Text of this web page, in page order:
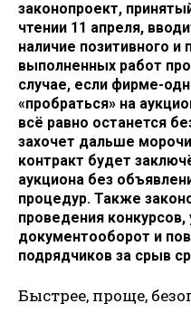
законопроект,
чтении 11 апреля,
наличие позитивного
выполненных работ
случае, если фирме-
«пробраться» на
всё равно останется
захочет дальше
контракт будет
аукциона без
процедур. Также
проведения
документооборот и
подрядчиков за срыв
Быстрее, проще,